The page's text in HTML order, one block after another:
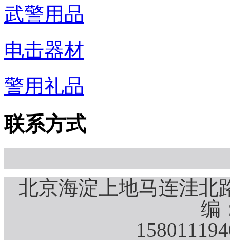
武警用品
电击器材
警用礼品
联系方式
北京海淀上地马连洼北
编